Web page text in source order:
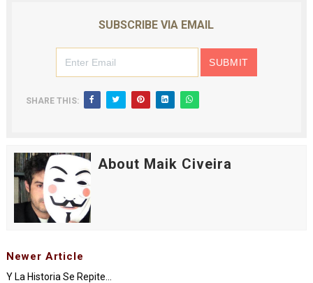
SUBSCRIBE VIA EMAIL
SHARE THIS:
About Maik Civeira
Newer Article
Y La Historia Se Repite...